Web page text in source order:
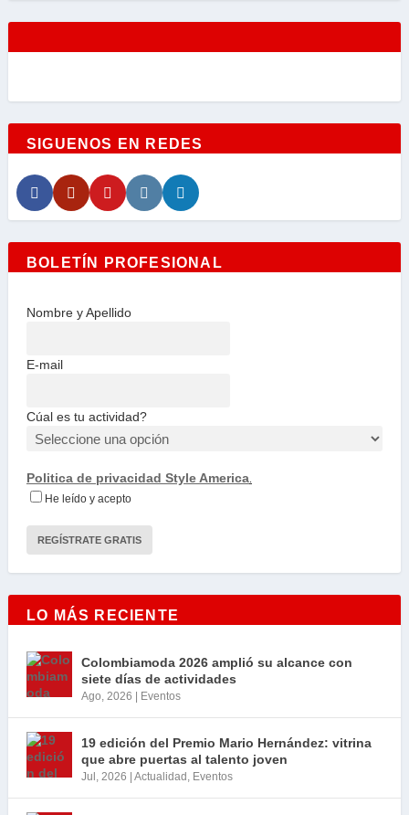
SIGUENOS EN REDES
BOLETÍN PROFESIONAL
Nombre y Apellido
E-mail
Cúal es tu actividad?
Politica de privacidad Style America.
He leído y acepto
LO MÁS RECIENTE
Colombiamoda 2026 amplió su alcance con
siete días de actividades
Ago, 2026 Eventos
19 edición del Premio Mario Hernández: vitrina
que abre puertas al talento joven
Jul, 2026 Actualidad , Eventos